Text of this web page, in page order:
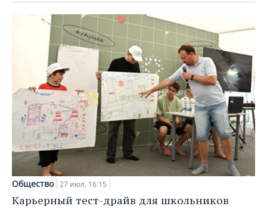
Общество 27 июл, 16:15
Карьерный тест-драйв для школьников